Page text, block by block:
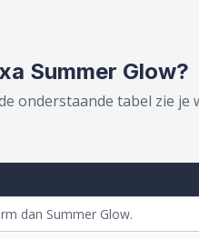
Summer Glow?
onderstaande tabel zie
dan Summer Glow.